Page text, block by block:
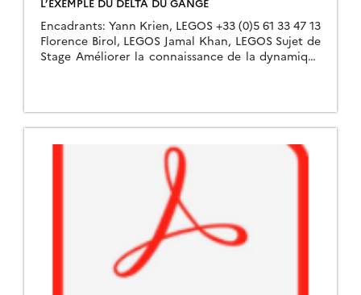
Encadrants: Yann Krien, LEGOS +33 (0)5 61 33 47 13
Florence Birol, LEGOS Jamal Khan, LEGOS Sujet de
Stage Améliorer la connaissance de la dynamique